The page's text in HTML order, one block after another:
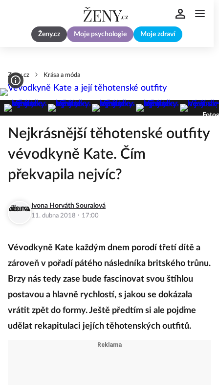
Ženy.cz Moje psychologie Moje zdraví
Zeny.cz Krása a móda
Nejkrásnější těhotenské outfity
vévodkyně Kate. Čím
překvapila nejvíc?
Ivona Horváth Souralová
11. dubna 2018 · 17:00
Vévodkyně Kate každým dnem porodí třetí dítě a
zároveň v pořadí pátého následníka britského trůnu.
Brzy nás tedy zase bude fascinovat svou štíhlou
postavou a hlavně rychlostí, s jakou se dokázala
vrátit zpět do formy. Ještě předtím si ale pojďme
udělat rekapitulaci jejích těhotenských outfitů.